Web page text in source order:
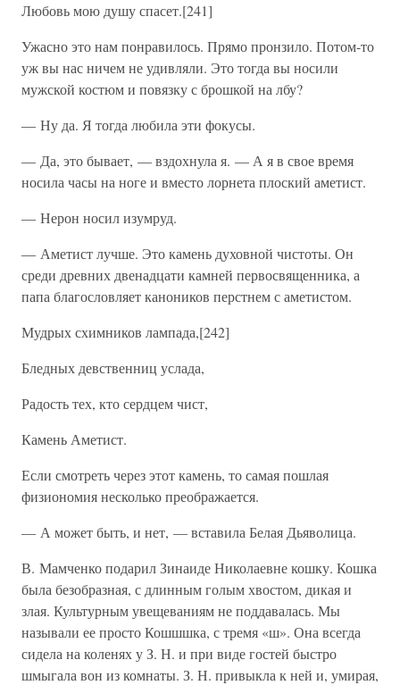
Любовь мою душу спасет.[241]
Ужасно это нам понравилось. Прямо пронзило. Потом-то
уж вы нас ничем не удивляли. Это тогда вы носили
мужской костюм и повязку с брошкой на лбу?
— Ну да. Я тогда любила эти фокусы.
— Да, это бывает, — вздохнула я. — А я в свое время
носила часы на ноге и вместо лорнета плоский аметист.
— Нерон носил изумруд.
— Аметист лучше. Это камень духовной чистоты. Он
среди древних двенадцати камней первосвященника, а
папа благословляет каноников перстнем с аметистом.
Мудрых схимников лампада,[242]
Бледных девственниц услада,
Радость тех, кто сердцем чист,
Камень Аметист.
Если смотреть через этот камень, то самая пошлая
физиономия несколько преображается.
— А может быть, и нет, — вставила Белая Дьяволица.
В. Мамченко подарил Зинаиде Николаевне кошку. Кошка
была безобразная, с длинным голым хвостом, дикая и
злая. Культурным увещеваниям не поддавалась. Мы
называли ее просто Кошшшка, с тремя «ш». Она всегда
сидела на коленях у З. Н. и при виде гостей быстро
шмыгала вон из комнаты. З. Н. привыкла к ней и, умирая,